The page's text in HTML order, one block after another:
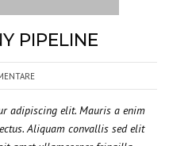
PIPELINE
adipiscing elit. Mauris a enim
Aliquam convallis sed elit